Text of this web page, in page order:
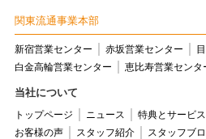
関東流通事業本部
新宿営業センター 赤坂営業センター
白金高輪営業センター
恵比寿営業センタ
当社について
トップページ ニュース 特典とサービ
お客様の声
スタッフ紹介 スタッフブ